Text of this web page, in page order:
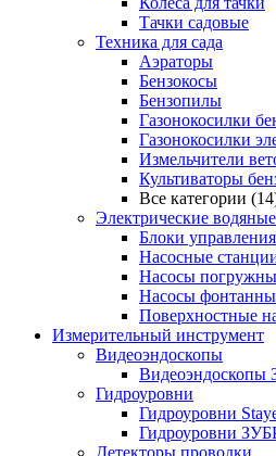
Тачки садовые
Техника для сада
Аэраторы
Бензокосы
Бензопилы
Газонокосилки
Газонокосилки
Измельчители
Культиваторы
Все категории
Электрические
Блоки
Насосные
Насосы
Насосы
Поверхностные
Измерительный инструмент
Видеоэндоскопы
Видеоэндоскопы
Гидроуровни
Гидроуровни
Гидроуровни
Детекторы проводки